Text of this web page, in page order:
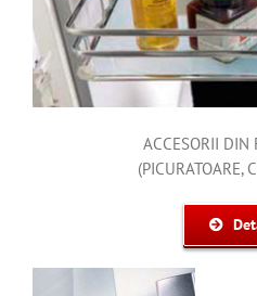
ACCESORII DIN
(PICURATOARE,